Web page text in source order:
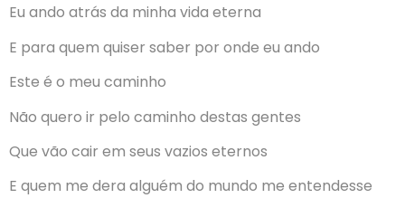
Eu ando atrás da minha vida eterna
E para quem quiser saber por onde eu ando
Este é o meu caminho
Não quero ir pelo caminho destas gentes
Que vão cair em seus vazios eternos
E quem me dera alguém do mundo me entendesse